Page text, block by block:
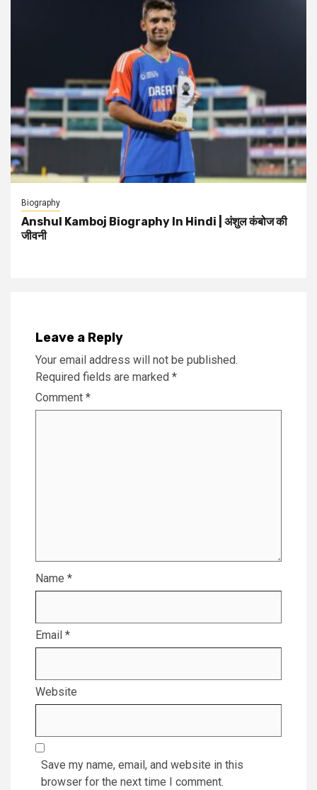
Biography
Anshul Kamboj Biography In Hindi | अंशुल कंबोज की
जीवनी
Leave a Reply
Your email address will not be published.
Required fields are marked *
Comment *
Name *
Email *
Website
Save my name, email, and website in this
browser for the next time I comment.